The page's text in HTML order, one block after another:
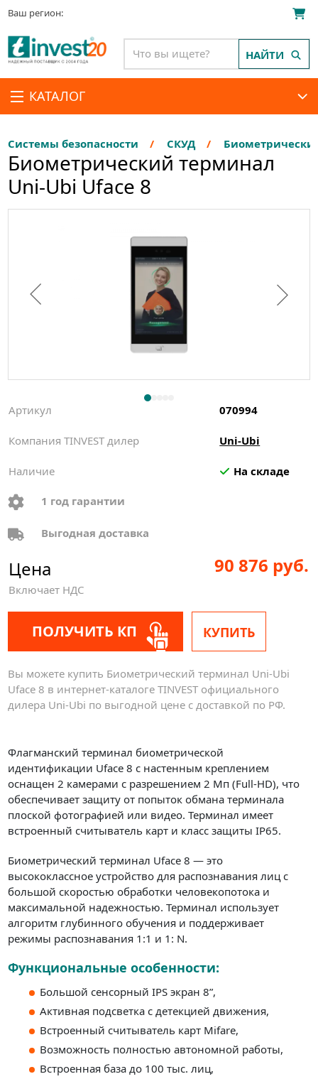
Ваш регион:
КАТАЛОГ
НАЙТИ
Системы безопасности СКУД
Биометрический терминал
Uni-Ubi Uface 8
Артикул 070994
Компания TINVEST дилер Uni-Ubi
Наличие На складе
1 год гарантии
Выгодная доставка
Цена
Включает НДС
90 876 руб.
ПОЛУЧИТЬ КП КУПИТЬ
Вы можете купить Биометрический терминал Uni-Ubi
Uface 8 в интернет-каталоге TINVEST официального
дилера Uni-Ubi по выгодной цене с доставкой по РФ.
Флагманский терминал биометрической
идентификации Uface 8 с настенным креплением
оснащен 2 камерами с разрешением 2 Мп (Full-HD), что
обеспечивает защиту от попыток обмана терминала
плоской фотографией или видео. Терминал имеет
встроенный считыватель карт и класс защиты IP65.
Биометрический терминал Uface 8 — это
высококлассное устройство для распознавания лиц с
большой скоростью обработки человекопотока и
максимальной надежностью. Терминал использует
алгоритм глубинного обучения и поддерживает
режимы распознавания 1:1 и 1: N.
Функциональные особенности:
Большой сенсорный IPS экран 8”,
Активная подсветка с детекцией движения,
Встроенный считыватель карт Mifare,
Возможность полностью автономной работы,
Встроенная база до 100 тыс. лиц,